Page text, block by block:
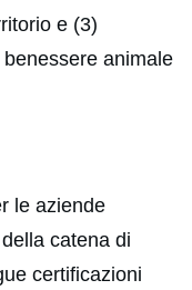
e (3)
animale
le aziende
catena di
certificazioni